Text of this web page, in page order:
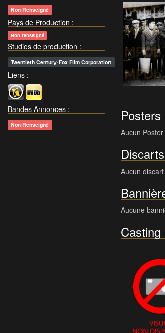
Non Renseigné
Pays de Production :
Non renseigné
Studios de production :
Twentieth Century-Fox Film Corporation
Liens :
Bandes Annonces :
Non Renseigné
Posters
Aucun
Discarts
Aucun
Aucune
Casting